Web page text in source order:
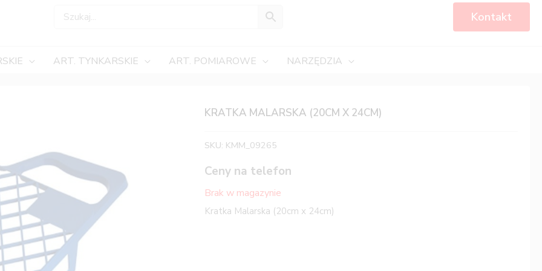
Kontakt
ART. TYNKARSKIE ART. POMIAROWE NARZĘDZIA
KRATKA MALARSKA (20CM X 24CM)
SKU: KMM_09265
Ceny na telefon
Brak w magazynie
Kratka Malarska (20cm x 24cm)